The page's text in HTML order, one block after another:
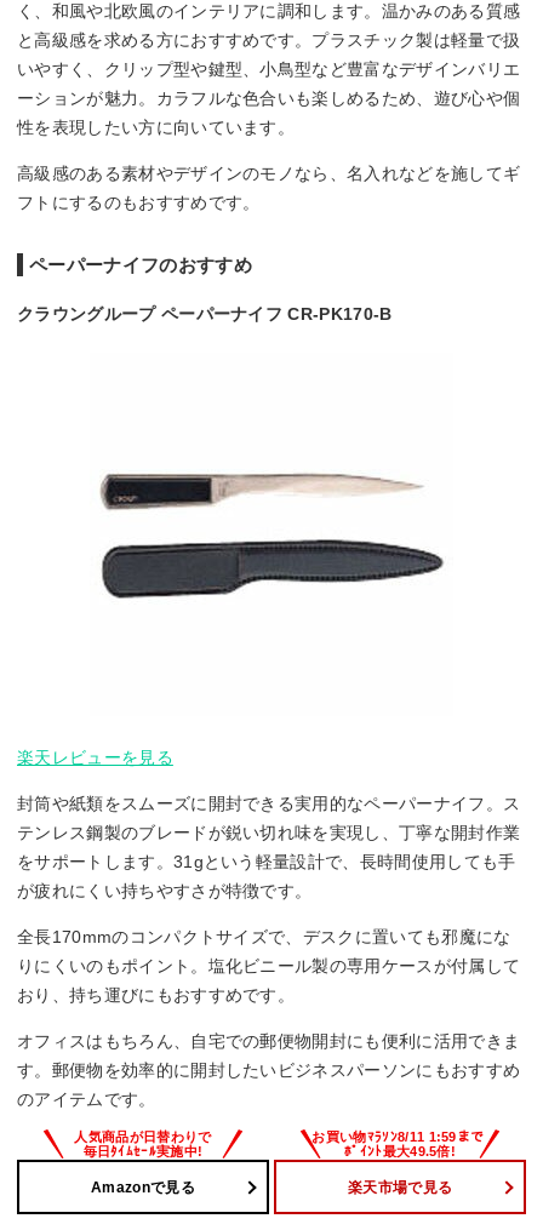
く、和風や北欧風のインテリアに調和します。温かみのある質感
と高級感を求める方におすすめです。プラスチック製は軽量で扱
いやすく、クリップ型や鍵型、小鳥型など豊富なデザインバリエ
ーションが魅力。カラフルな色合いも楽しめるため、遊び心や個
性を表現したい方に向いています。
高級感のある素材やデザインのモノなら、名入れなどを施してギ
フトにするのもおすすめです。
ペーパーナイフのおすすめ
クラウングループ ペーパーナイフ CR-PK170-B
楽天レビューを見る
封筒や紙類をスムーズに開封できる実用的なペーパーナイフ。ス
テンレス鋼製のブレードが鋭い切れ味を実現し、丁寧な開封作業
をサポートします。31gという軽量設計で、長時間使用しても手
が疲れにくい持ちやすさが特徴です。
全長170mmのコンパクトサイズで、デスクに置いても邪魔にな
りにくいのもポイント。塩化ビニール製の専用ケースが付属して
おり、持ち運びにもおすすめです。
オフィスはもちろん、自宅での郵便物開封にも便利に活用できま
す。郵便物を効率的に開封したいビジネスパーソンにもおすすめ
のアイテムです。
Amazonで見る 楽天市場で見る